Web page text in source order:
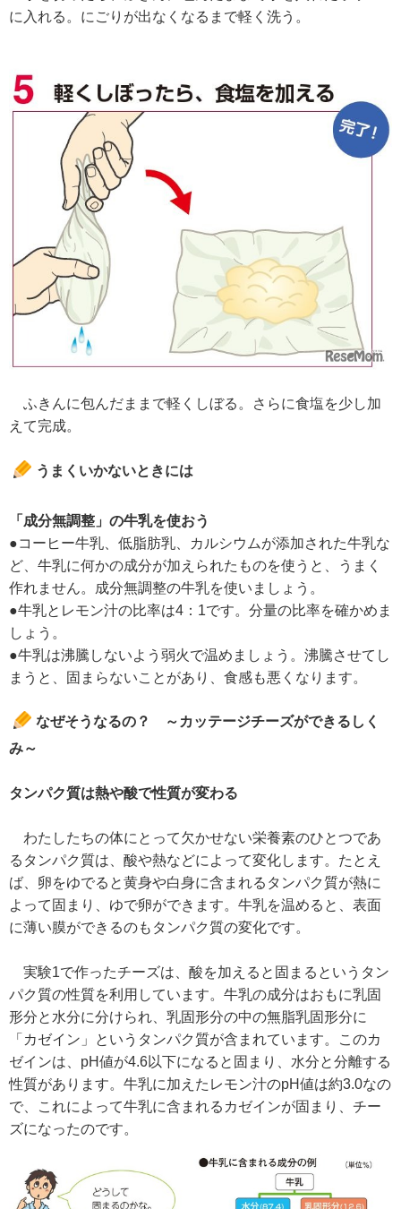
に入れる。にごりが出なくなるまで軽く洗う。
ふきんに包んだままで軽くしぼる。さらに食塩を少し加
えて完成。
うまくいかないときには
「成分無調整」の牛乳を使おう
●コーヒー牛乳、低脂肪乳、カルシウムが添加された牛乳な
ど、牛乳に何かの成分が加えられたものを使うと、うまく
作れません。成分無調整の牛乳を使いましょう。
●牛乳とレモン汁の比率は4：1です。分量の比率を確かめま
しょう。
●牛乳は沸騰しないよう弱火で温めましょう。沸騰させてし
まうと、固まらないことがあり、食感も悪くなります。
なぜそうなるの？ ～カッテージチーズができるしく
み～
タンパク質は熱や酸で性質が変わる
わたしたちの体にとって欠かせない栄養素のひとつであ
るタンパク質は、酸や熱などによって変化します。たとえ
ば、卵をゆでると黄身や白身に含まれるタンパク質が熱に
よって固まり、ゆで卵ができます。牛乳を温めると、表面
に薄い膜ができるのもタンパク質の変化です。
実験1で作ったチーズは、酸を加えると固まるというタン
パク質の性質を利用しています。牛乳の成分はおもに乳固
形分と水分に分けられ、乳固形分の中の無脂乳固形分に
「カゼイン」というタンパク質が含まれています。このカ
ゼインは、pH値が4.6以下になると固まり、水分と分離する
性質があります。牛乳に加えたレモン汁のpH値は約3.0なの
で、これによって牛乳に含まれるカゼインが固まり、チー
ズになったのです。